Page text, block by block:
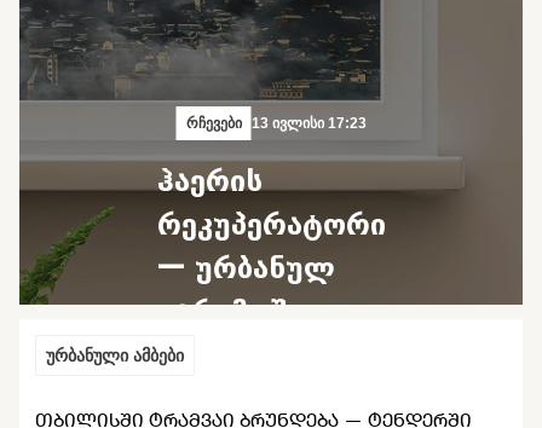
რჩევები 13 ივლისი 17:23
ჰაერის
რეკუპერატორი
— ურბანულ
გარემოში
დაბინძურებულ
ურბანული ამბები
ᲗᲑᲘᲚᲘᲡᲨᲘ ᲢᲠᲐᲛᲕᲐᲘ ᲑᲠᲣᲜᲓᲔᲑᲐ — ᲢᲔᲜᲓᲔᲠᲨᲘ